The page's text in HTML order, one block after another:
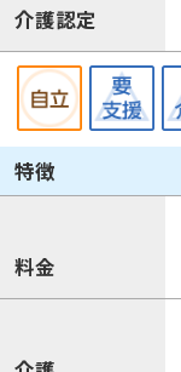
介護認定
特徴
料金